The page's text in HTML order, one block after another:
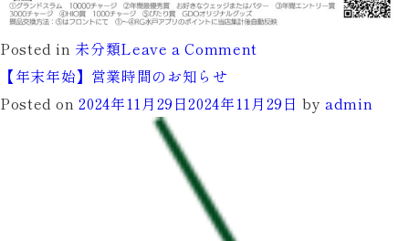
Posted in 未分類Leave a Comment
ア
【年末年始】営業時間のお知らせ
Posted on2024年11月29日2024年11月29日 byadmin